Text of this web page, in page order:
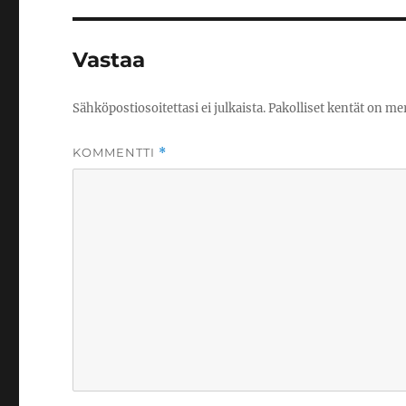
Vastaa
Sähköpostiosoitettasi ei julkaista.Pakolliset kentät on
KOMMENTTI *